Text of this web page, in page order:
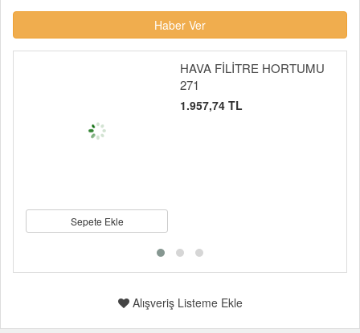
Haber Ver
Sepete Ekle
HAVA FİLİTRE HORTUMU
271
1.957,74 TL
Alışveriş Listeme Ekle